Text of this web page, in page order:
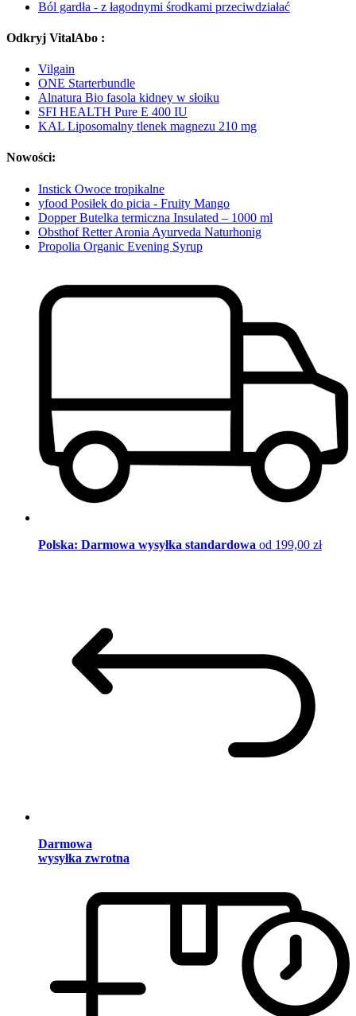
Ból gardła - z łagodnymi środkami przeciwdziałać
Odkryj VitalAbo :
Vilgain
ONE Starterbundle
Alnatura Bio fasola kidney w słoiku
SFI HEALTH Pure E 400 IU
KAL Liposomalny tlenek magnezu 210 mg
Nowości:
Instick Owoce tropikalne
yfood Posiłek do picia - Fruity Mango
Dopper Butelka termiczna Insulated – 1000 ml
Obsthof Retter Aronia Ayurveda Naturhonig
Propolia Organic Evening Syrup
Polska: Darmowa wysyłka standardowa od 199,00 zł
Darmowa
wysyłka zwrotna